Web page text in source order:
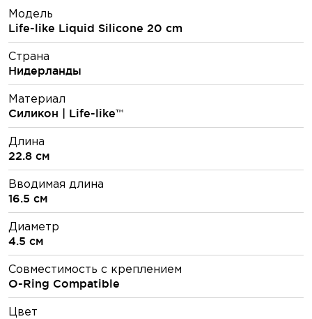
Модель
Life-like Liquid Silicone 20 cm
Страна
Нидерланды
Материал
Силикон | Life-like™
Длина
22.8 см
Вводимая длина
16.5 см
Диаметр
4.5 см
Совместимость с креплением
O-Ring Compatible
Цвет